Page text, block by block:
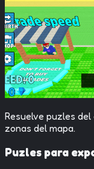
Resuelve puzles
zonas del mapa.
Puzles para